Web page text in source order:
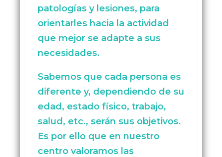
patologías y lesiones, para
orientarles hacia la actividad
que mejor se adapte a sus
necesidades.
Sabemos que cada persona es
diferente y, dependiendo de su
edad, estado físico, trabajo,
salud, etc., serán sus objetivos.
Es por ello que en nuestro
centro valoramos las